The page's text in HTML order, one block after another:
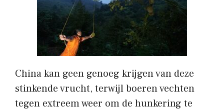
China kan geen genoeg krijgen van deze
stinkende vrucht, terwijl boeren vechten
tegen extreem weer om de hunkering te